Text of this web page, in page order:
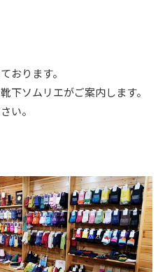
げている企業として「関西
ス靴下が近畿地方発明表
くり推進企業 受賞
り企業セレクションに選定
ンター）
行「あなたとナラ働こう」
おります。
下ソムリエがご案内します。
い。